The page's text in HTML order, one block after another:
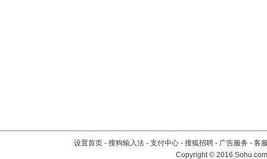
设置首页 - 搜狗输入法 - 支付中心 - 搜狐招聘 - 广告服务 - 客
Copyright©2016